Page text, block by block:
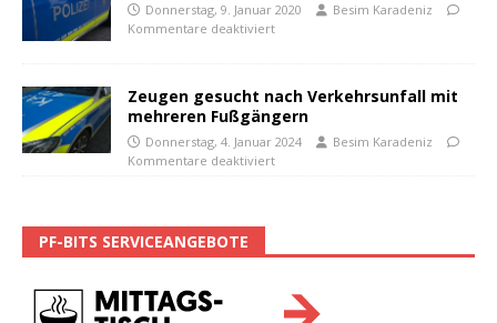
Donnerstag, 9. Januar 2020
Besim Karadeniz
Kommentare deaktiviert
Zeugen gesucht nach Verkehrsunfall mit
mehreren Fußgängern
Donnerstag, 4. Januar 2024
Besim Karadeniz
Kommentare deaktiviert
PF-BITS SERVICEANGEBOTE